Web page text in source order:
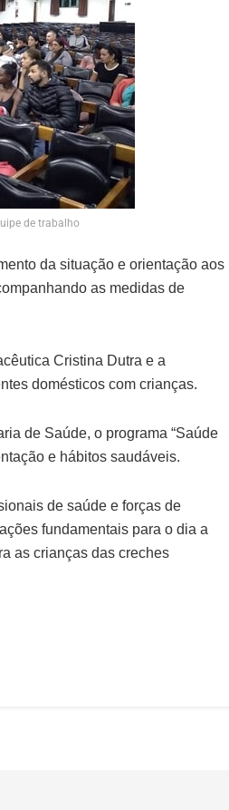
de trabalho
da situação e orientação aos
as medidas de
Cristina Dutra e a
domésticos com crianças.
de Saúde, o programa “Saúde
e hábitos saudáveis.
de saúde e forças de
fundamentais para o dia a
as crianças das creches